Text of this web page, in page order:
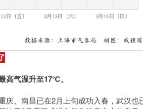
高气温升至17℃。
庆、南昌已在2月上旬成功入春，武汉也